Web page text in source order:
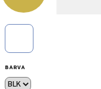
BARVA